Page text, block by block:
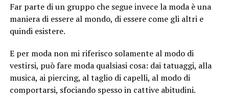
Far parte di un gruppo che segue invece la moda è una
maniera di essere al mondo, di essere come gli altri e
quindi esistere.
E per moda non mi riferisco solamente al modo di
vestirsi, può fare moda qualsiasi cosa: dai tatuaggi, alla
musica, ai piercing, al taglio di capelli, al modo di
comportarsi, sfociando spesso in cattive abitudini.